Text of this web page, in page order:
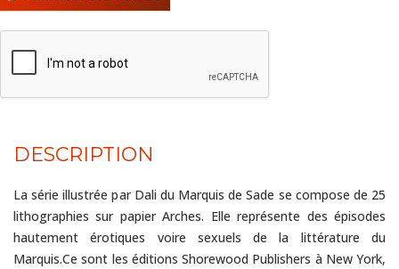
DESCRIPTION
La série illustrée par Dali du Marquis de Sade se compose de 25
lithographies sur papier Arches. Elle représente des épisodes
hautement érotiques voire sexuels de la littérature du
Marquis.Ce sont les éditions Shorewood Publishers à New York,